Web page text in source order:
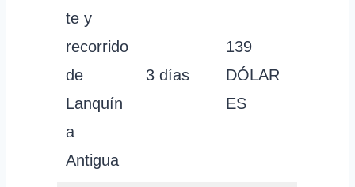
te y
recorrido
de
Lanquín
a
Antigua
3 días
139
DÓLAR
ES